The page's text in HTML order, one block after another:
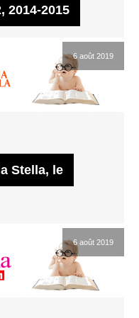
2014-2015
6 août 2019
Stella, le
6 août 2019